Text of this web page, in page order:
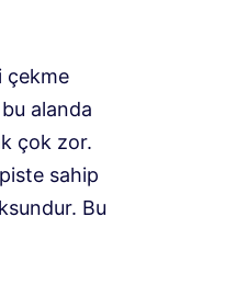
çekme
alanda
çok zor.
sahip
Bu